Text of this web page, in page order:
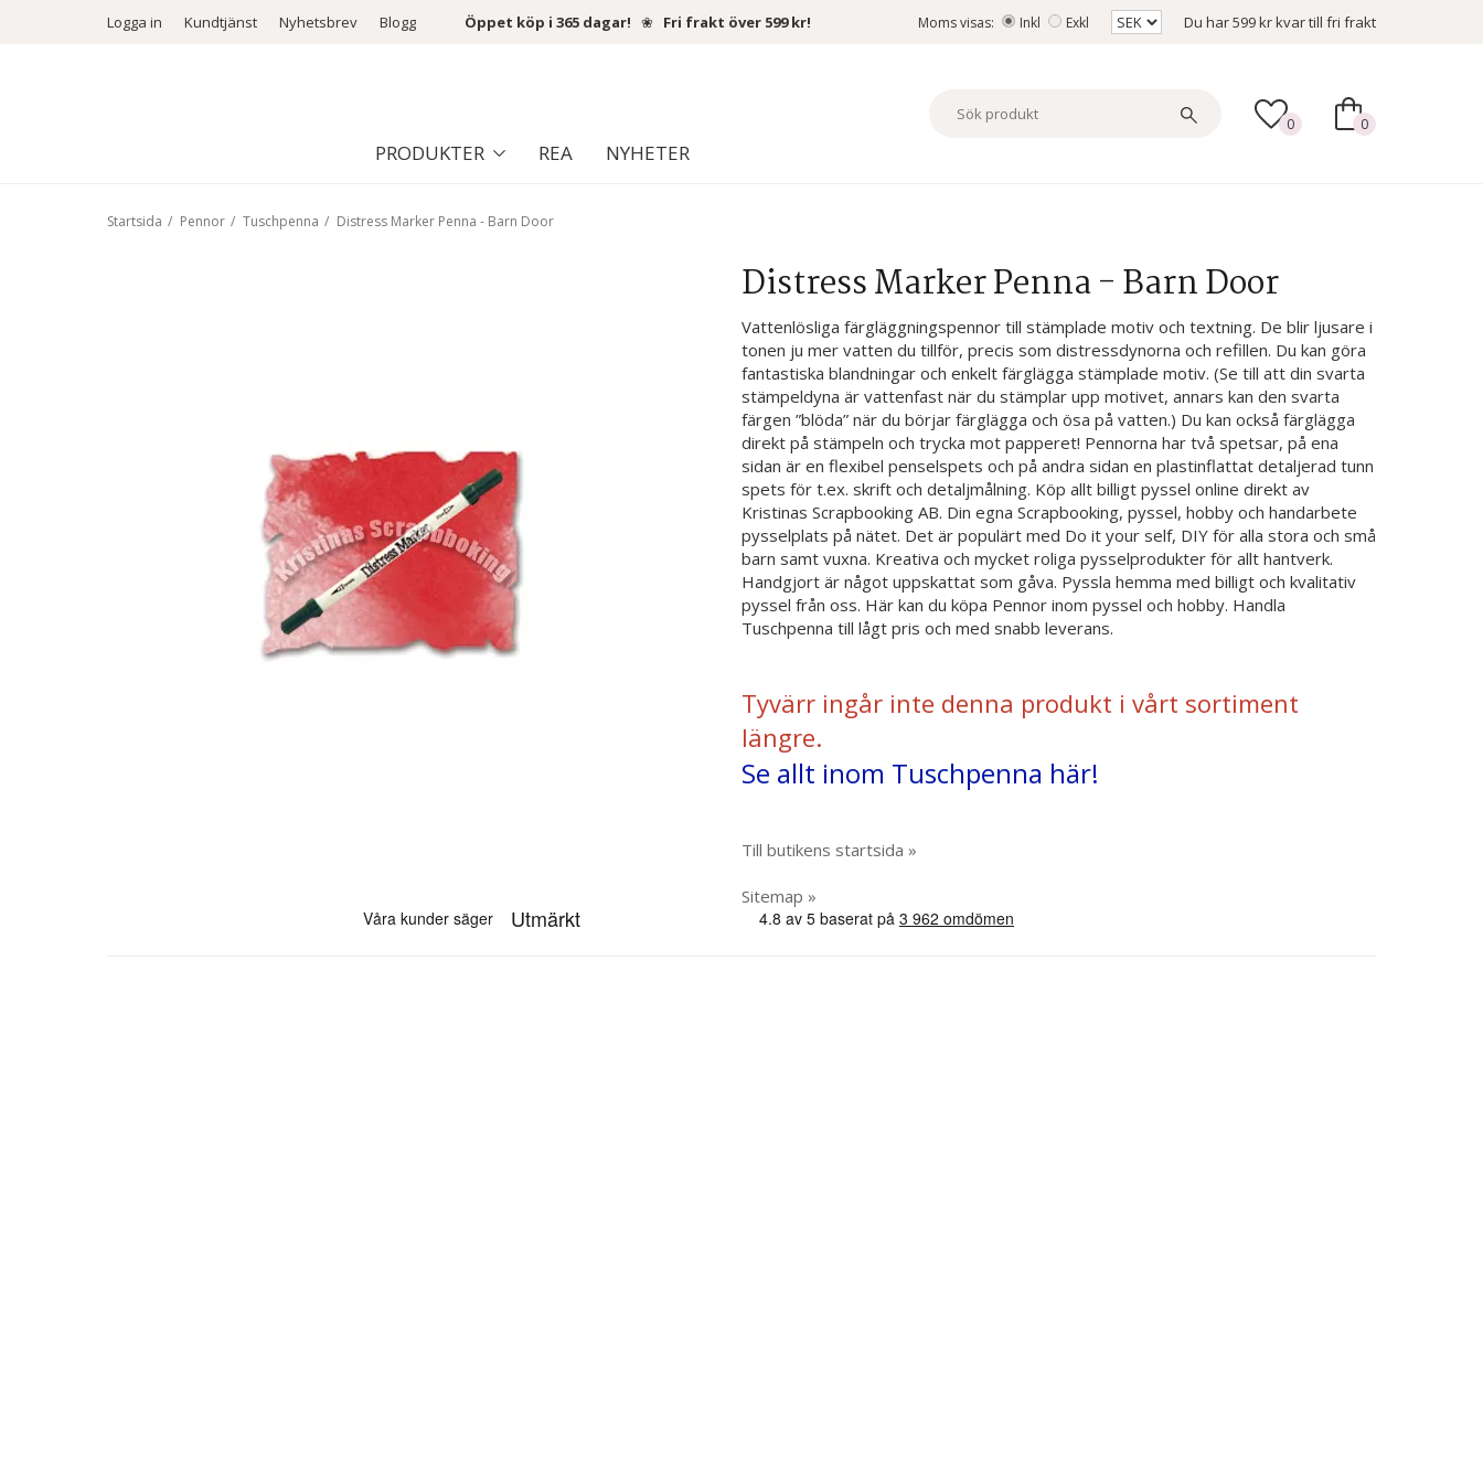
Logga in Kundtjänst Nyhetsbrev Blogg Öppet köp i 365 dagar! ❀ Fri frakt över 599 kr! Moms visas: Inkl Exkl Du har599 krkvar till fri frakt
PRODUKTER REA NYHETER
0 0
Startsida / Pennor / Tuschpenna / Distress Marker Penna - Barn Door
Distress Marker Penna - Barn Door
Vattenlösliga färgläggningspennor till stämplade motiv och textning. De blir ljusare i
tonen ju mer vatten du tillför, precis som distressdynorna och refillen. Du kan göra
fantastiska blandningar och enkelt färglägga stämplade motiv. (Se till att din svarta
stämpeldyna är vattenfast när du stämplar upp motivet, annars kan den svarta
färgen ”blöda” när du börjar färglägga och ösa på vatten.) Du kan också färglägga
direkt på stämpeln och trycka mot papperet! Pennorna har två spetsar, på ena
sidan är en flexibel penselspets och på andra sidan en plastinflattat detaljerad tunn
spets för t.ex. skrift och detaljmålning. Köp allt billigt pyssel online direkt av
Kristinas Scrapbooking AB. Din egna Scrapbooking, pyssel, hobby och handarbete
pysselplats på nätet. Det är populärt med Do it your self, DIY för alla stora och små
barn samt vuxna. Kreativa och mycket roliga pysselprodukter för allt hantverk.
Handgjort är något uppskattat som gåva. Pyssla hemma med billigt och kvalitativ
pyssel från oss. Här kan du köpa Pennor inom pyssel och hobby. Handla
Tuschpenna till lågt pris och med snabb leverans.
Tyvärr ingår inte denna produkt i vårt sortiment
längre.
Se allt inom Tuschpenna här!
Till butikens startsida »
Sitemap »